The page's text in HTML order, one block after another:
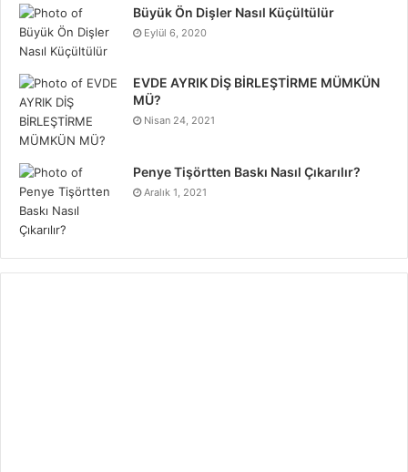
Büyük Ön Dişler Nasıl Küçültülür
Eylül 6, 2020
EVDE AYRIK DİŞ BİRLEŞTİRME MÜMKÜN
MÜ?
Nisan 24, 2021
Penye Tişörtten Baskı Nasıl Çıkarılır?
Aralık 1, 2021